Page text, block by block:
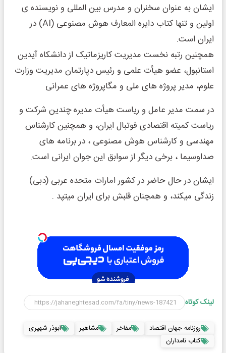
ایشان به عنوان سخنران و مدرس بین المللی و نویسنده ی
اولین و تنها کتاب دایره المعارف هوش مصنوعی (AI) در
ایران است.
همچنین رتبه نخست مدیریت کاریزماتیک از دانشکاه آیدین
استانبول، عضو هیأت علمى و رئیس دپارتمان مدیریت وزارت
علوم، مدیر پروژه هاى ملى و مگاپروژه هاى عمرانى
در سمت مدیر عامل و ریاست هیأت مدیره چندین شرکت و
ریاست کمیته اقتصادى فوتبال ایران، و همچنین کارشناس
مهندسى و کارشناس هوش مصنوعی ، در برنامه های
صداوسیما ، برخى دیگر از سوابق این جوان ایرانی است.
ایشان در حال حاضر در کشور امارات متحده عربی (دبی)
زندگی میکند، و همچنان قلبش برای ایران میتپد .
لینک کوتاه
روزنامه جهان اقتصاد مفاخر مشاهیر
ابوذر شهپری
کتاب نامداران